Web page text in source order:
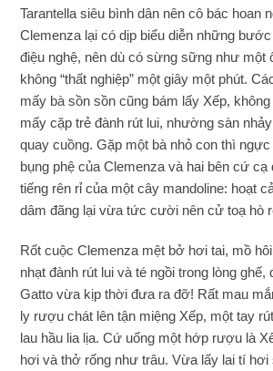
Tarantella siêu bình dân nên cô bác hoan
Clemenza lại có dịp biểu diễn những
điệu nghệ, nên dù có sừng sững như một
không “thất nghiệp” một giây một phút.
mấy bà sồn sồn cũng bám lấy Xếp,
mấy cặp trẻ đành rút lui, nhường sàn
quay cuồng. Gặp một bà nhỏ con thì
bụng phệ của Clemenza và hai bên cứ cạ
tiếng rên rỉ của một cây mandoline: hoạt
dâm đãng lại vừa tức cười nên cử toạ hò
Rốt cuộc Clemenza mệt bở hơi tai, mồ
nhạt đành rút lui và té ngồi trong lòng ghế,
Gatto vừa kịp thời đưa ra đỡ! Rất mau
ly rượu chát lên tận miệng Xếp, một tay
lau hầu lia lịa. Cứ uống một hớp rượu là
hơi và thở rống như trâu. Vừa lấy lai tí